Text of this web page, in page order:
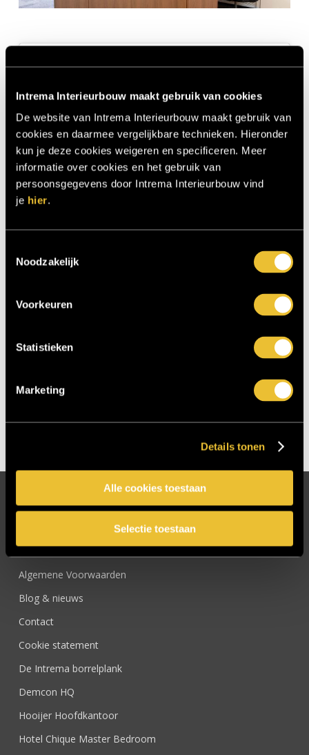
Intrema Interieurbouw maakt gebruik van cookies
De website van Intrema Interieurbouw maakt gebruik van
cookies en daarmee vergelijkbare technieken. Hieronder
kun je deze cookies weigeren en specificeren. Meer
informatie over cookies en het gebruik van
persoonsgegevens door Intrema Interieurbouw vind
je hier.
Noodzakelijk
Voorkeuren
Statistieken
Marketing
Details tonen
Alle cookies toestaan
Selectie toestaan
Dit bericht op Instagram bekijken
Actronics
Algemene Voorwaarden
Blog & nieuws
Contact
Cookie statement
De Intrema borrelplank
Demcon HQ
Hooijer Hoofdkantoor
Hotel Chique Master Bedroom